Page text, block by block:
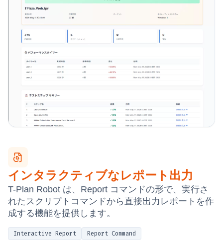
インタラクティブなレポート出力
T-Plan Robot は、Report コマンドの形で、実行さ
れたスクリプトコマンドから直接出力レポートを作
成する機能を提供します。
Interactive Report Report Command